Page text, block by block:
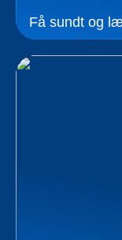
Få sundt og